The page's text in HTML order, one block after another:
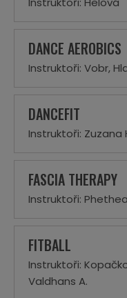
DANCE AEROBICS
Instruktoři: Vobr,
DANCEFIT
Instruktoři: Zuzana
FASCIA THERAPY
Instruktoři:
FITBALL
Instruktoři:
Valdhans A.